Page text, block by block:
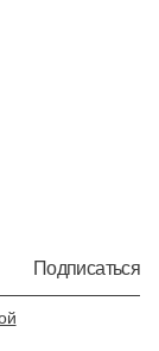
Подписаться